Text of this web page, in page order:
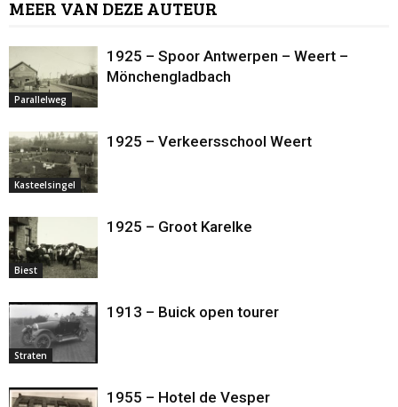
MEER VAN DEZE AUTEUR
Parallelweg
1925 – Spoor Antwerpen – Weert –
Mönchengladbach
Kasteelsingel
1925 – Verkeersschool Weert
Biest
1925 – Groot Karelke
Straten
1913 – Buick open tourer
1955 – Hotel de Vesper